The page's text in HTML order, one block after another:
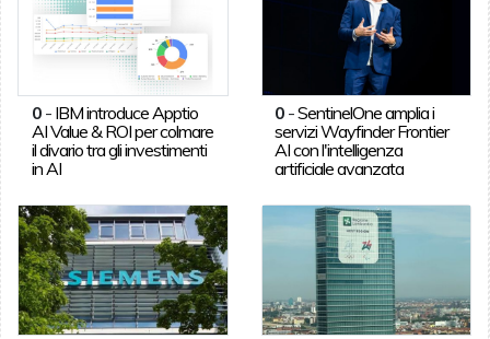
0- IBM introduce Apptio
AI Value & ROI per colmare
il divario tra gli investimenti
in AI
0 -SentinelOne amplia i
servizi Wayfinder Frontier
AI con l'intelligenza
artificiale avanzata